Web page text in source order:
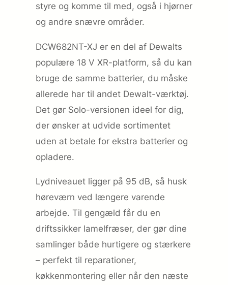
styre og komme til med, også i hjørner
og andre snævre områder.
DCW682NT-XJ er en del af Dewalts
populære 18 V XR-platform, så du kan
bruge de samme batterier, du måske
allerede har til andet Dewalt-værktøj.
Det gør Solo-versionen ideel for dig,
der ønsker at udvide sortimentet
uden at betale for ekstra batterier og
opladere.
Lydniveauet ligger på 95 dB, så husk
høreværn ved længere varende
arbejde. Til gengæld får du en
driftssikker lamelfræser, der gør dine
samlinger både hurtigere og stærkere
– perfekt til reparationer,
køkkenmontering eller når den næste